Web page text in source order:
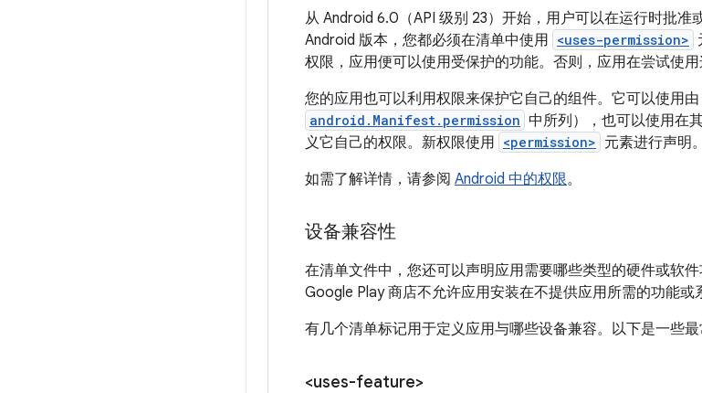
从 Android 6.0（API 级别 23）开始，用户可以在运行时批
Android 版本，您都必须在清单中使用 <uses-permission>
权限，应用便可以使用受保护的功能。否则，应用在尝试使用
您的应用也可以利用权限来保护它自己的组件。它可以使用
android.Manifest.permission 中所列），也可以使用在
义它自己的权限。新权限使用 <permission> 元素进行声明。
如需了解详情，请参阅 Android 中的权限。
设备兼容性
在清单文件中，您还可以声明应用需要哪些类型的硬件或软
Google Play 商店不允许应用安装在不提供应用所需的功能或
有几个清单标记用于定义应用与哪些设备兼容。以下是一些最
<uses-feature>